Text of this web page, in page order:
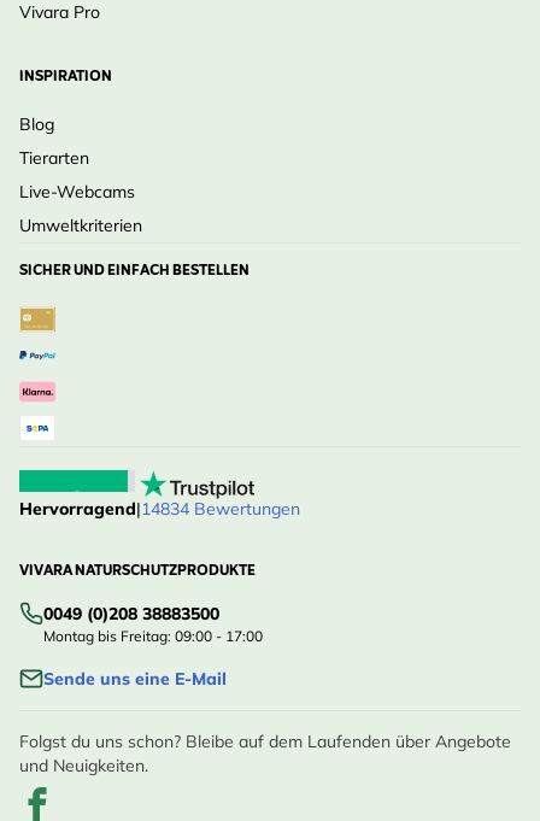
Vivara Pro
INSPIRATION
Blog
Tierarten
Live-Webcams
Umweltkriterien
SICHER UND EINFACH BESTELLEN
Hervorragend|14834 Bewertungen
VIVARA NATURSCHUTZPRODUKTE
0049 (0)208 38883500
Montag bis Freitag: 09:00 - 17:00
Sende uns eine E-Mail
Folgst du uns schon? Bleibe auf dem Laufenden über Angebote
und Neuigkeiten.